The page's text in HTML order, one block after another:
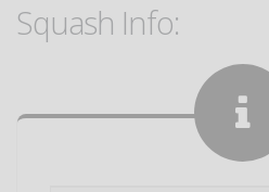
Squash Info: